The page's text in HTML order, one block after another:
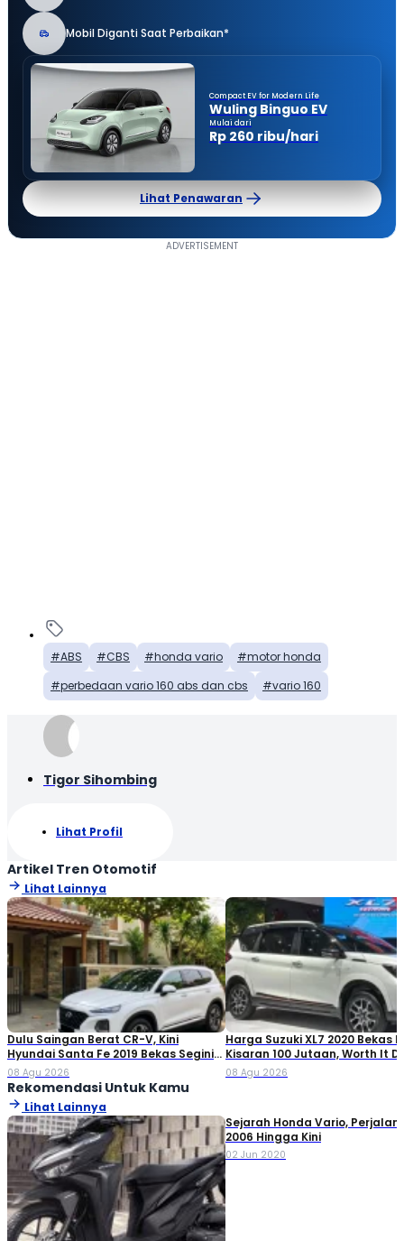
Mobil Diganti Saat Perbaikan*
Compact EV for Modern Life
Wuling Binguo EV
Mulai dari
Rp 260 ribu/hari
Lihat Penawaran
ABS CBS honda vario
motor honda
perbedaan vario 160 abs dan cbs
vario 160
Tigor Sihombing
Lihat Profil
Artikel Tren Otomotif
Lihat Lainnya
Dulu Saingan Berat CR-V, Kini
Hyundai Santa Fe 2019 Bekas Segini
Harganya
08 Agu 2026
Harga Suzuki XL7 2020 Bekas
Kisaran 100 Jutaan, Worth It
08 Agu 2026
Rekomendasi Untuk Kamu
Lihat Lainnya
Sejarah Honda Vario,
2006 Hingga Kini
02 Jun 2020